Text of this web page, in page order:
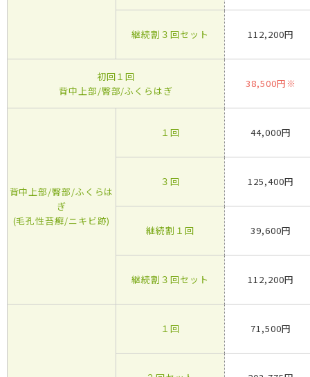
継続割３回セット 112,200円
初回１回
背中上部/臀部/ふくらはぎ
38,500円※
背中上部/臀部/ふくらは
ぎ
(毛孔性苔癬/ニキビ跡)
１回 44,000円
３回 125,400円
継続割１回 39,600円
継続割３回セット 112,200円
１回 71,500円